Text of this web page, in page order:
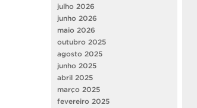
julho 2026
junho 2026
maio 2026
outubro 2025
agosto 2025
junho 2025
abril 2025
março 2025
fevereiro 2025